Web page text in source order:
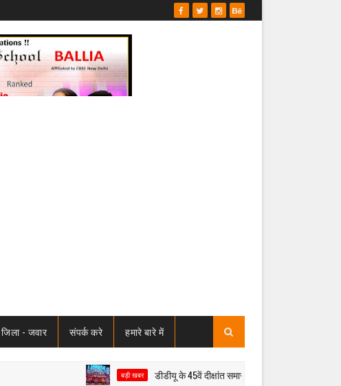
जिला - जवार संपर्क करे हमारे बारे में
बड़ी खबर डीडीयू के 45वें दीक्षांत समारोह में मेधावियों का सम्मान, राज्यपाल ने